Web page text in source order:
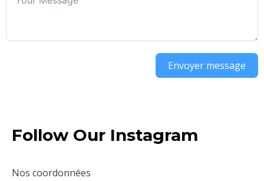
Envoyer message
Follow Our Instagram
Nos coordonnées